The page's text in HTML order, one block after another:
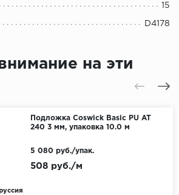
15
D4178
на эти
Подложка Coswick Basic PU AT
240 3 мм, упаковка 10.0 м
508 руб./м
5 080 руб./упак.